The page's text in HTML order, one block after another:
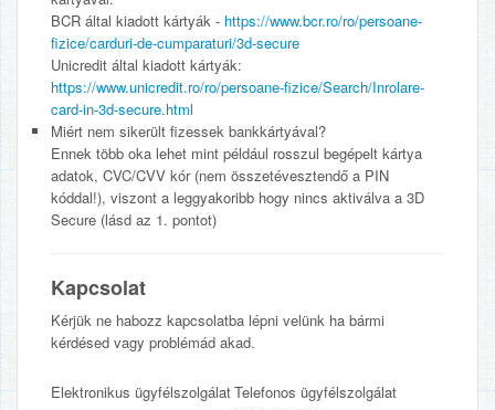
BCR által kiadott kártyák - https://www.bcr.ro/ro/persoane-
fizice/carduri-de-cumparaturi/3d-secure
Unicredit által kiadott kártyák:
https://www.unicredit.ro/ro/persoane-fizice/Search/Inrolare-
card-in-3d-secure.html
Miért nem sikerült fizessek bankkártyával?
Ennek több oka lehet mint például rosszul begépelt kártya
adatok, CVC/CVV kór (nem összetévesztendő a PIN
kóddal!), viszont a leggyakoribb hogy nincs aktiválva a 3D
Secure (lásd az 1. pontot)
Kapcsolat
Kérjük ne habozz kapcsolatba lépni velünk ha bármi
kérdésed vagy problémád akad.
Elektronikus ügyfélszolgálatTelefonos ügyfélszolgálat